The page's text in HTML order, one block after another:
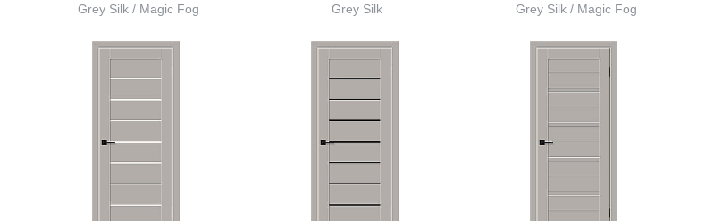
Grey Silk / Magic Fog Grey Silk Grey Silk / Magic Fog